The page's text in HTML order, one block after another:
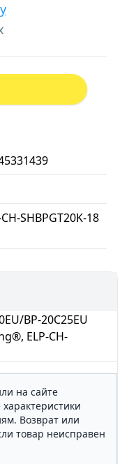
CH-SHBPGT20K-18
BP-20С25EU
ELP-CH-
на сайте
Возврат или
товар неисправен